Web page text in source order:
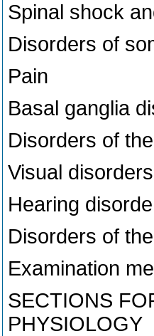
Spinal shock
Disorders of
Pain
Basal ganglia
Disorders of
Visual disorders
Hearing
Disorders of
Examination
SECTIONS
PHYSIOLOGY